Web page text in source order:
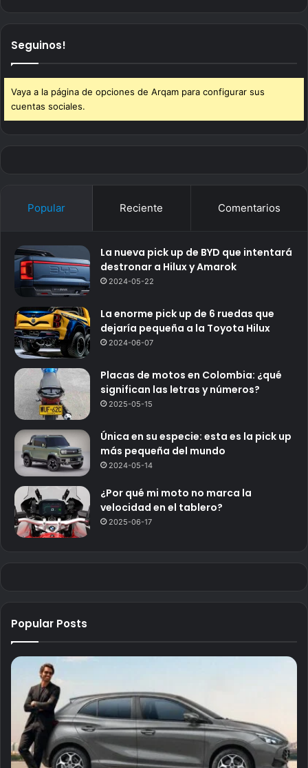
Seguinos!
Vaya a la página de opciones de Arqam para configurar sus
cuentas sociales.
Popular Reciente Comentarios
La nueva pick up de BYD que intentará
destronar a Hilux y Amarok
2024-05-22
La enorme pick up de 6 ruedas que
dejaría pequeña a la Toyota Hilux
2024-06-07
Placas de motos en Colombia: ¿qué
significan las letras y números?
2025-05-15
Única en su especie: esta es la pick up
más pequeña del mundo
2024-05-14
¿Por qué mi moto no marca la
velocidad en el tablero?
2025-06-17
Popular Posts